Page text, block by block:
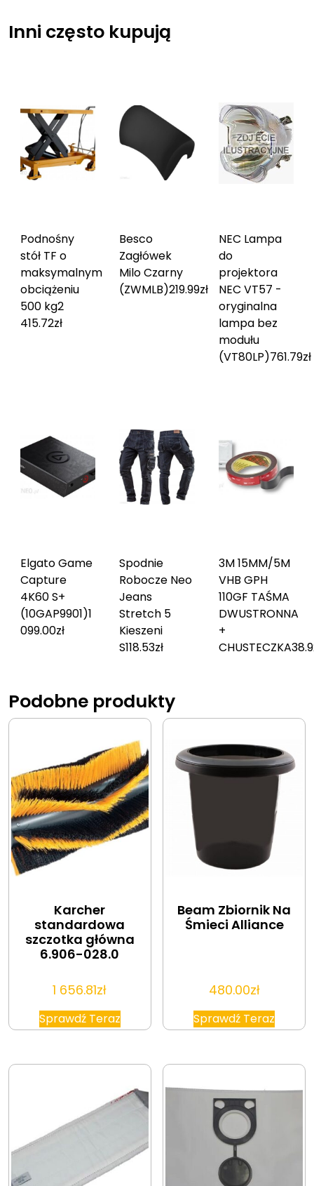
Inni często kupują
Podnośny
stół TF o
maksymalnym
obciążeniu
500 kg2
415.72zł
Besco
Zagłówek
Milo Czarny
(ZWMLB)219.99zł
NEC Lampa
do
projektora
NEC VT57 -
oryginalna
lampa bez
modułu
(VT80LP)761.79zł
Elgato Game
Capture
4K60 S+
(10GAP9901)1
099.00zł
Spodnie
Robocze Neo
Jeans
Stretch 5
Kieszeni
S118.53zł
3M 15MM/5M
VHB GPH
110GF TAŚMA
DWUSTRONNA
+
CHUSTECZKA
Podobne produkty
Karcher
standardowa
szczotka główna
6.906-028.0
1 656.81zł
Sprawdź Teraz
Beam Zbiornik Na
Śmieci Alliance
480.00zł
Sprawdź Teraz